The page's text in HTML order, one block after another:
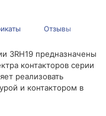
Отзывы
3RН19 предназначены
контакторов серии
реализовать
и контактором в